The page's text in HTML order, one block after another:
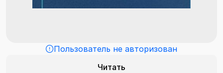
Пользователь не авторизован
Читать